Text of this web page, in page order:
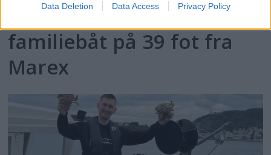
Data Deletion Data Access Privacy Policy
Prøvekjørt: Mesterlig
familiebåt på 39 fot fra
Marex